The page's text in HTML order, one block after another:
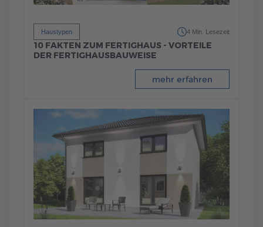
Haustypen 4 Min. Lesezeit
10 FAKTEN ZUM FERTIGHAUS - VORTEILE
DER FERTIGHAUSBAUWEISE
mehr erfahren